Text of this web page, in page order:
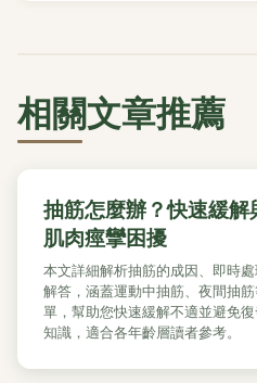
相關文章推薦
抽筋怎麼辦？快速緩
肌肉痙攣困擾
本文詳細解析抽筋的成因、即時
解答，涵蓋運動中抽筋、夜間抽
單，幫助您快速緩解不適並避免
知識，適合各年齡層讀者參考。